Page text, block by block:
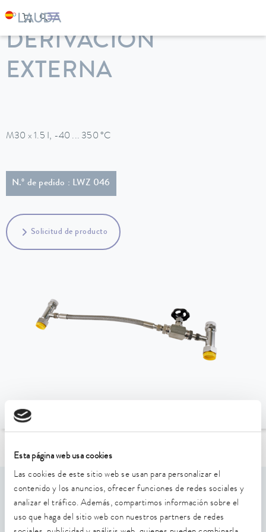
Esta página web usa cookies
Las cookies de este sitio web se usan para personalizar el
contenido y los anuncios, ofrecer funciones de redes sociales y
analizar el tráfico. Además, compartimos información sobre el
uso que haga del sitio web con nuestros partners de redes
LAUDA Equipos de termorregulación
DERIVACIÓN
EXTERNA
M30 x 1.5 I, -40 ... 350 °C
N.º de pedido : LWZ 046
Solicitud de producto
Ir al resumen de accesorios
Características de rendimiento
Necesario en caso de que la diferencia de temperatura